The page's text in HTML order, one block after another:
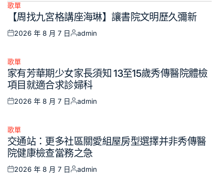
Posted
歌單
【周找九宮格講座海琳】讓書院文明歷久彌新
Posted
2026 年 8 月 7 日
Posted
admin
Posted
in
歌單
家有芳華期少女家長須知 13至15歲秀傳醫院體檢
項目就適合求診婦科
Posted
2026 年 8 月 7 日
Posted
admin
Posted
in
歌單
交通站：更多社區關愛組屋房型選擇并非秀傳醫
院健康檢查當務之急
Posted
2026 年 8 月 7 日
Posted
admin